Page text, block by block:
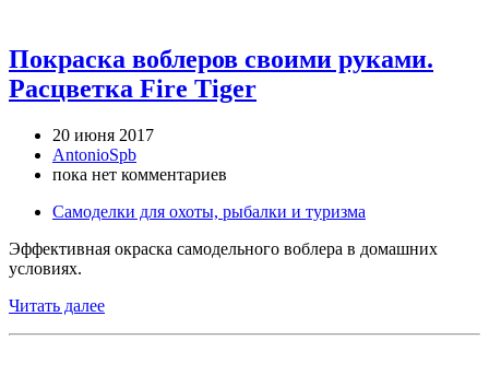
Покраска воблеров своими руками.
Расцветка Fire Tiger
20 июня 2017
AntonioSpb
пока нет комментариев
Самоделки для охоты, рыбалки и туризма
Эффективная окраска самодельного воблера в домашних
условиях.
Читать далее